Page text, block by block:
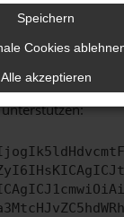
den
genannten
uns bitte. Wir
Problem zu
schicken, um uns
Speichern
Cookies
Alle akzeptieren